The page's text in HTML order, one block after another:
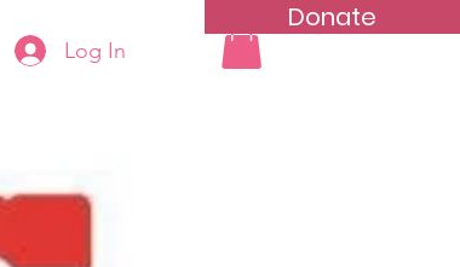
Donate
List
Log In